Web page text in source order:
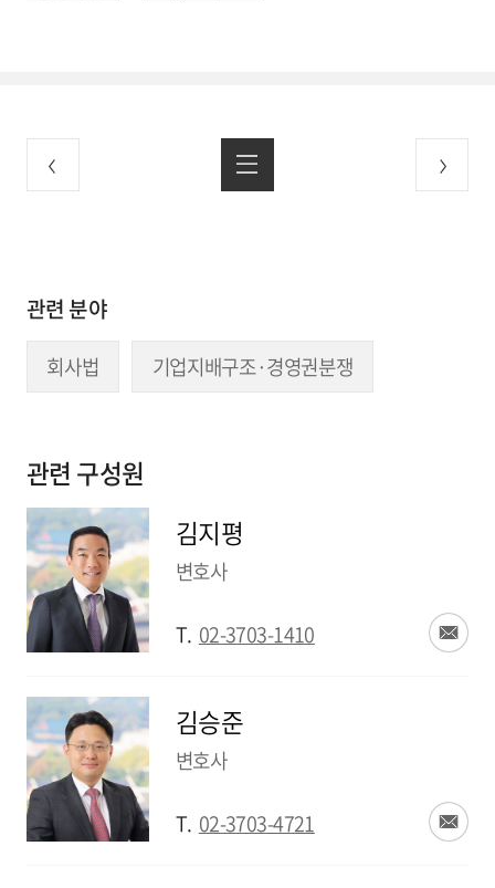
관련 분야
회사법 기업지배구조·경영권분쟁
관련 구성원
김지평
변호사
T. 02-3703-1410
김승준
변호사
T. 02-3703-4721